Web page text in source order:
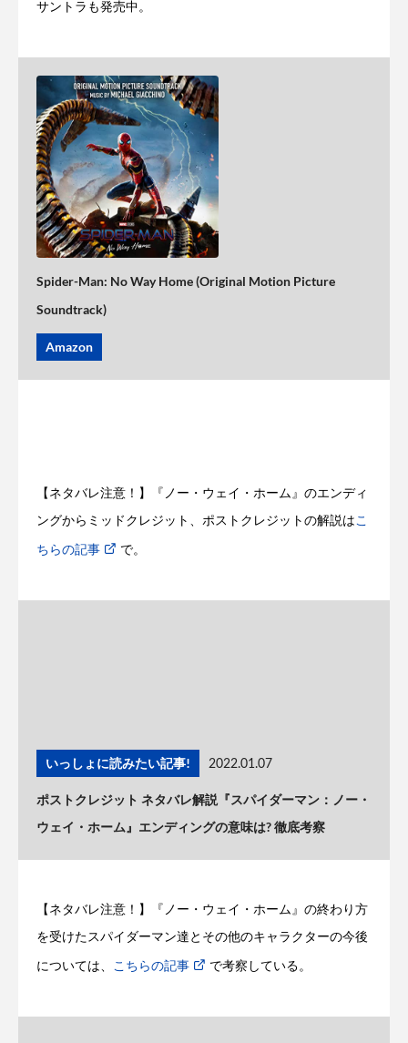
サントラも発売中。
Spider-Man: No Way Home (Original Motion Picture
Soundtrack)
Amazon
【ネタバレ注意！】『ノー・ウェイ・ホーム』のエンディ
ングからミッドクレジット、ポストクレジットの解説はこ
ちらの記事 で。
いっしょに読みたい記事! 2022.01.07
ポストクレジット ネタバレ解説『スパイダーマン：ノー・
ウェイ・ホーム』エンディングの意味は? 徹底考察
【ネタバレ注意！】『ノー・ウェイ・ホーム』の終わり方
を受けたスパイダーマン達とその他のキャラクターの今後
については、 こちらの記事 で考察している。